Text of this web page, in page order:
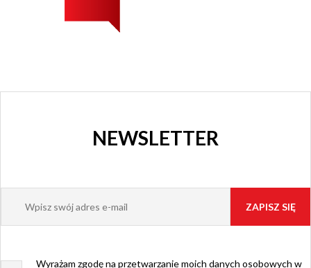
NEWSLETTER
Wyrażam zgodę na przetwarzanie moich danych osobowych w